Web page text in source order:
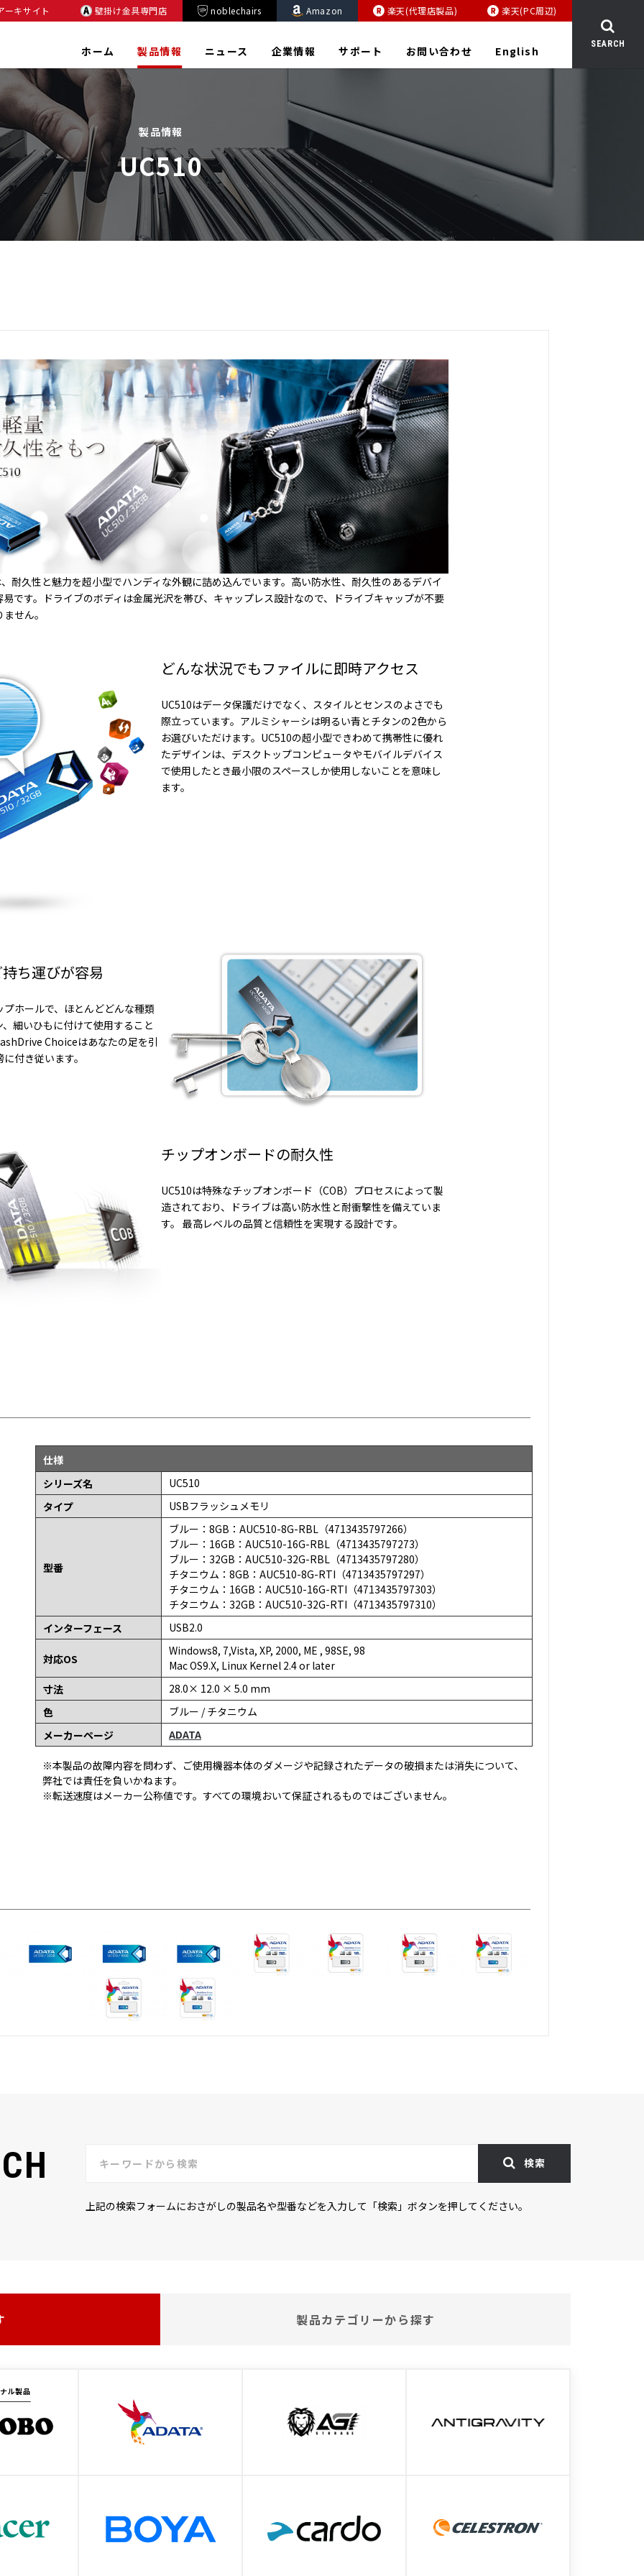
ーキサイト 壁掛け金具専門店 noblechairs Amazon 楽天(代理店製品) 楽天(PC周辺)
ホーム 製品情報 ニュース 企業情報 サポート お問い合わせ English SEARCH
製品情報
UC510
耐久性と魅力を超小型でハンディな外観に詰め込んでいます。高い防水性、耐久性のあるデバイ
です。ドライブのボディは金属光沢を帯び、キャップレス設計なので、ドライブキャップが不要
せん。
どんな状況でもファイルに即時アクセス
UC510はデータ保護だけでなく、スタイルとセンスのよさでも
際立っています。アルミシャーシは明るい青とチタンの2色から
お選びいただけます。UC510の超小型できわめて携帯性に優れ
たデザインは、デスクトップコンピュータやモバイルデバイス
で使用したとき最小限のスペースしか使用しないことを意味し
ます。
ち運びが容易
ホールで、ほとんどどんな種類
細いひもに付けて使用すること
Choiceはあなたの足を引
付き従います。
チップオンボードの耐久性
UC510は特殊なチップオンボード（COB）プロセスによって製
造されており、ドライブは高い防水性と耐衝撃性を備えていま
す。 最高レベルの品質と信頼性を実現する設計です。
仕様
シリーズ名
UC510
タイプ
USBフラッシュメモリ
型番
ブルー：8GB：AUC510-8G-RBL（4713435797266）
ブルー：16GB：AUC510-16G-RBL（4713435797273）
ブルー：32GB：AUC510-32G-RBL（4713435797280）
チタニウム：8GB：AUC510-8G-RTI（4713435797297）
チタニウム：16GB：AUC510-16G-RTI（4713435797303）
チタニウム：32GB：AUC510-32G-RTI（4713435797310）
インターフェース
USB2.0
対応OS
Windows8, 7,Vista, XP, 2000, ME , 98SE, 98
Mac OS9.X, Linux Kernel 2.4 or later
寸法
28.0× 12.0 × 5.0 mm
色
ブルー / チタニウム
メーカーページ
ADATA
※本製品の故障内容を問わず、ご使用機器本体のダメージや記録されたデータの破損または消失について、
弊社では責任を負いかねます。
※転送速度はメーカー公称値です。すべての環境おいて保証されるものではございません。
検索
上記の検索フォームにおさがしの製品名や型番などを入力して「検索」ボタンを押してください。
製品カテゴリーから探す
ル製品